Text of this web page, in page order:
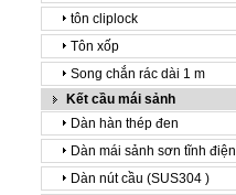
tôn cliplock
Tôn xốp
Song chắn rác dài 1 m
Kết cầu mái sảnh
Dàn hàn thép đen
Dàn mái sảnh sơn tĩnh điện
Dàn nút cầu (SUS304 )